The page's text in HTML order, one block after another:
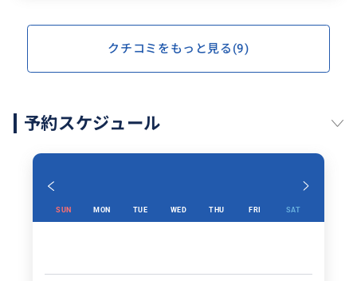
クチコミをもっと見る(9)
予約スケジュール
SUN MON TUE WED THU FRI SAT